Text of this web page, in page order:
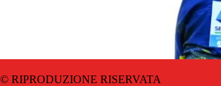
© RIPRODUZIONE RISERVATA